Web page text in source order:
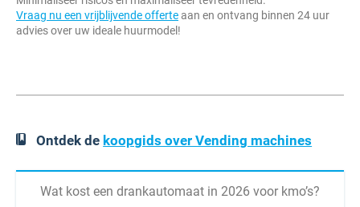
Vraag nu een vrijblijvende offerteaan en ontvang binnen 24 uur
advies over uw ideale huurmodel!
Ontdek de koopgids over Vending machines
Wat kost een drankautomaat in 2026 voor kmo’s?